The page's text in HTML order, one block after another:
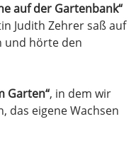
auf der Gartenbank“
Judith Zehrer saß auf
und hörte den
Garten“, in dem wir
das eigene Wachsen